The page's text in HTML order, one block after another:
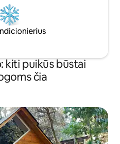
kiti puikūs būstai
čia